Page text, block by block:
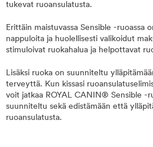
tukevat ruoansulatusta.
Erittäin maistuvassa Sensible -ruoassa
nappuloita ja huolellisesti valikoidut
stimuloivat ruokahalua ja helpottavat
Lisäksi ruoka on suunniteltu
terveyttä. Kun kissasi
voit jatkaa ROYAL CANIN® Sensible -
suunniteltu sekä edistämään että
ruoansulatusta.